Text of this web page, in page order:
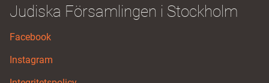
Judiska Församlingen i Stockholm
Facebook
Instagram